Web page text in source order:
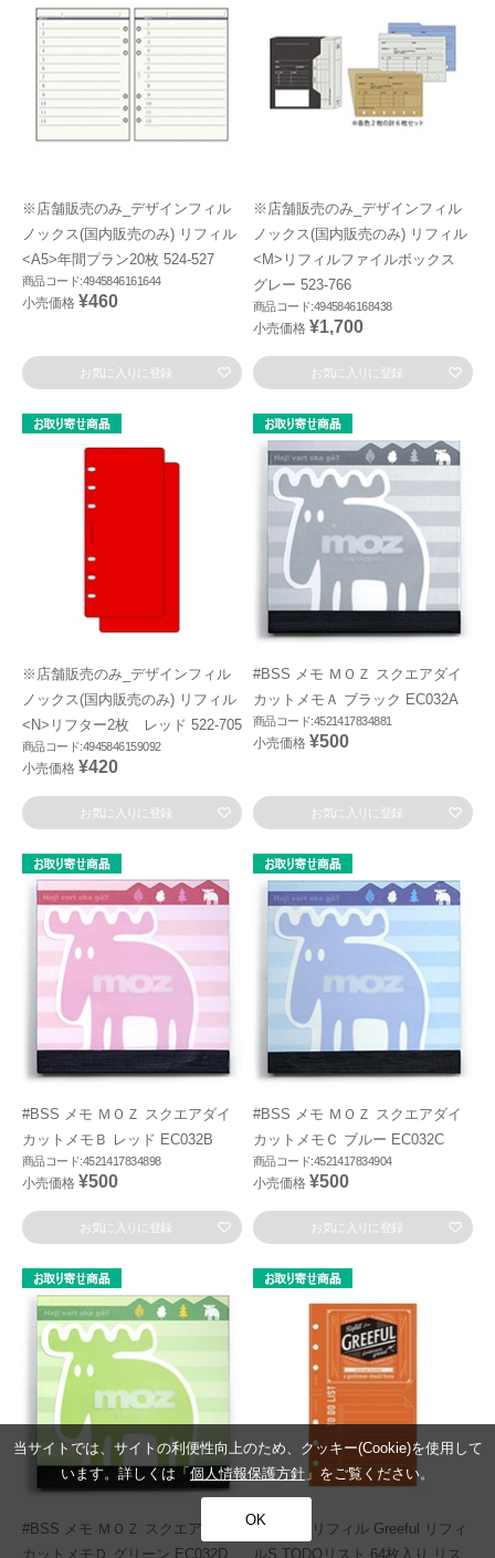
※店舗販売のみ_デザインフィル
ノックス(国内販売のみ) リフィル
<A5>年間プラン20枚 524-527
商品コード:4945846161644
小売価格 ¥460
お気に入りに登録
※店舗販売のみ_デザインフィル
ノックス(国内販売のみ) リフィル
<M>リフィルファイルボックス
グレー 523-766
商品コード:4945846168438
小売価格 ¥1,700
お気に入りに登録
※店舗販売のみ_デザインフィル
ノックス(国内販売のみ) リフィル
<N>リフター2枚 レッド 522-705
商品コード:4945846159092
小売価格 ¥420
お気に入りに登録
#BSS メモ ＭＯＺ スクエアダイ
カットメモＡ ブラック EC032A
商品コード:4521417834881
小売価格 ¥500
お気に入りに登録
#BSS メモ ＭＯＺ スクエアダイ
カットメモＢ レッド EC032B
商品コード:4521417834898
小売価格 ¥500
お気に入りに登録
#BSS メモ ＭＯＺ スクエアダイ
カットメモＣ ブルー EC032C
商品コード:4521417834904
小売価格 ¥500
お気に入りに登録
#BSS メモ ＭＯＺ スクエアダイ
カットメモＤ グリーン EC032D
#Greeful リフィル Greeful リフィ
ルS TODOリスト 64枚入り リス
当サイトでは、サイトの利便性向上のため、クッキー(Cookie)を使用して
います。詳しくは「 個人情報保護方針 」をご覧ください。
OK